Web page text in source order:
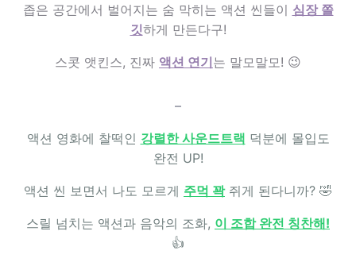
좁은 공간에서 벌어지는 숨 막히는 액션 씬들이 심장 쫄
깃하게 만든다구!
스콧 앳킨스, 진짜 액션 연기는 말모말모! 😉
–
액션 영화에 찰떡인 강렬한 사운드트랙 덕분에 몰입도
완전 UP!
액션 씬 보면서 나도 모르게 주먹 꽉쥐게 된다니까? 🤣
스릴 넘치는 액션과 음악의 조화, 이 조합 완전 칭찬해!
👍